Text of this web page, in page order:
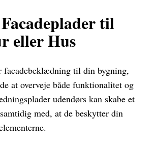
til
eller Hus
til din bygning,
at overveje både funktionalitet og
udendørs kan skabe et
med, at de beskytter din